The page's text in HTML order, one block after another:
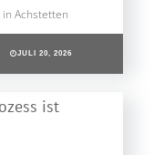
Achstetten
JULI 20, 2026